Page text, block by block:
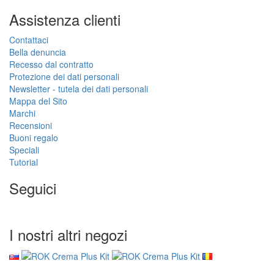
Assistenza clienti
Contattaci
Bella denuncia
Recesso dal contratto
Protezione dei dati personali
Newsletter - tutela dei dati personali
Mappa del Sito
Marchi
Recensioni
Buoni regalo
Speciali
Tutorial
Seguici
I nostri altri negozi